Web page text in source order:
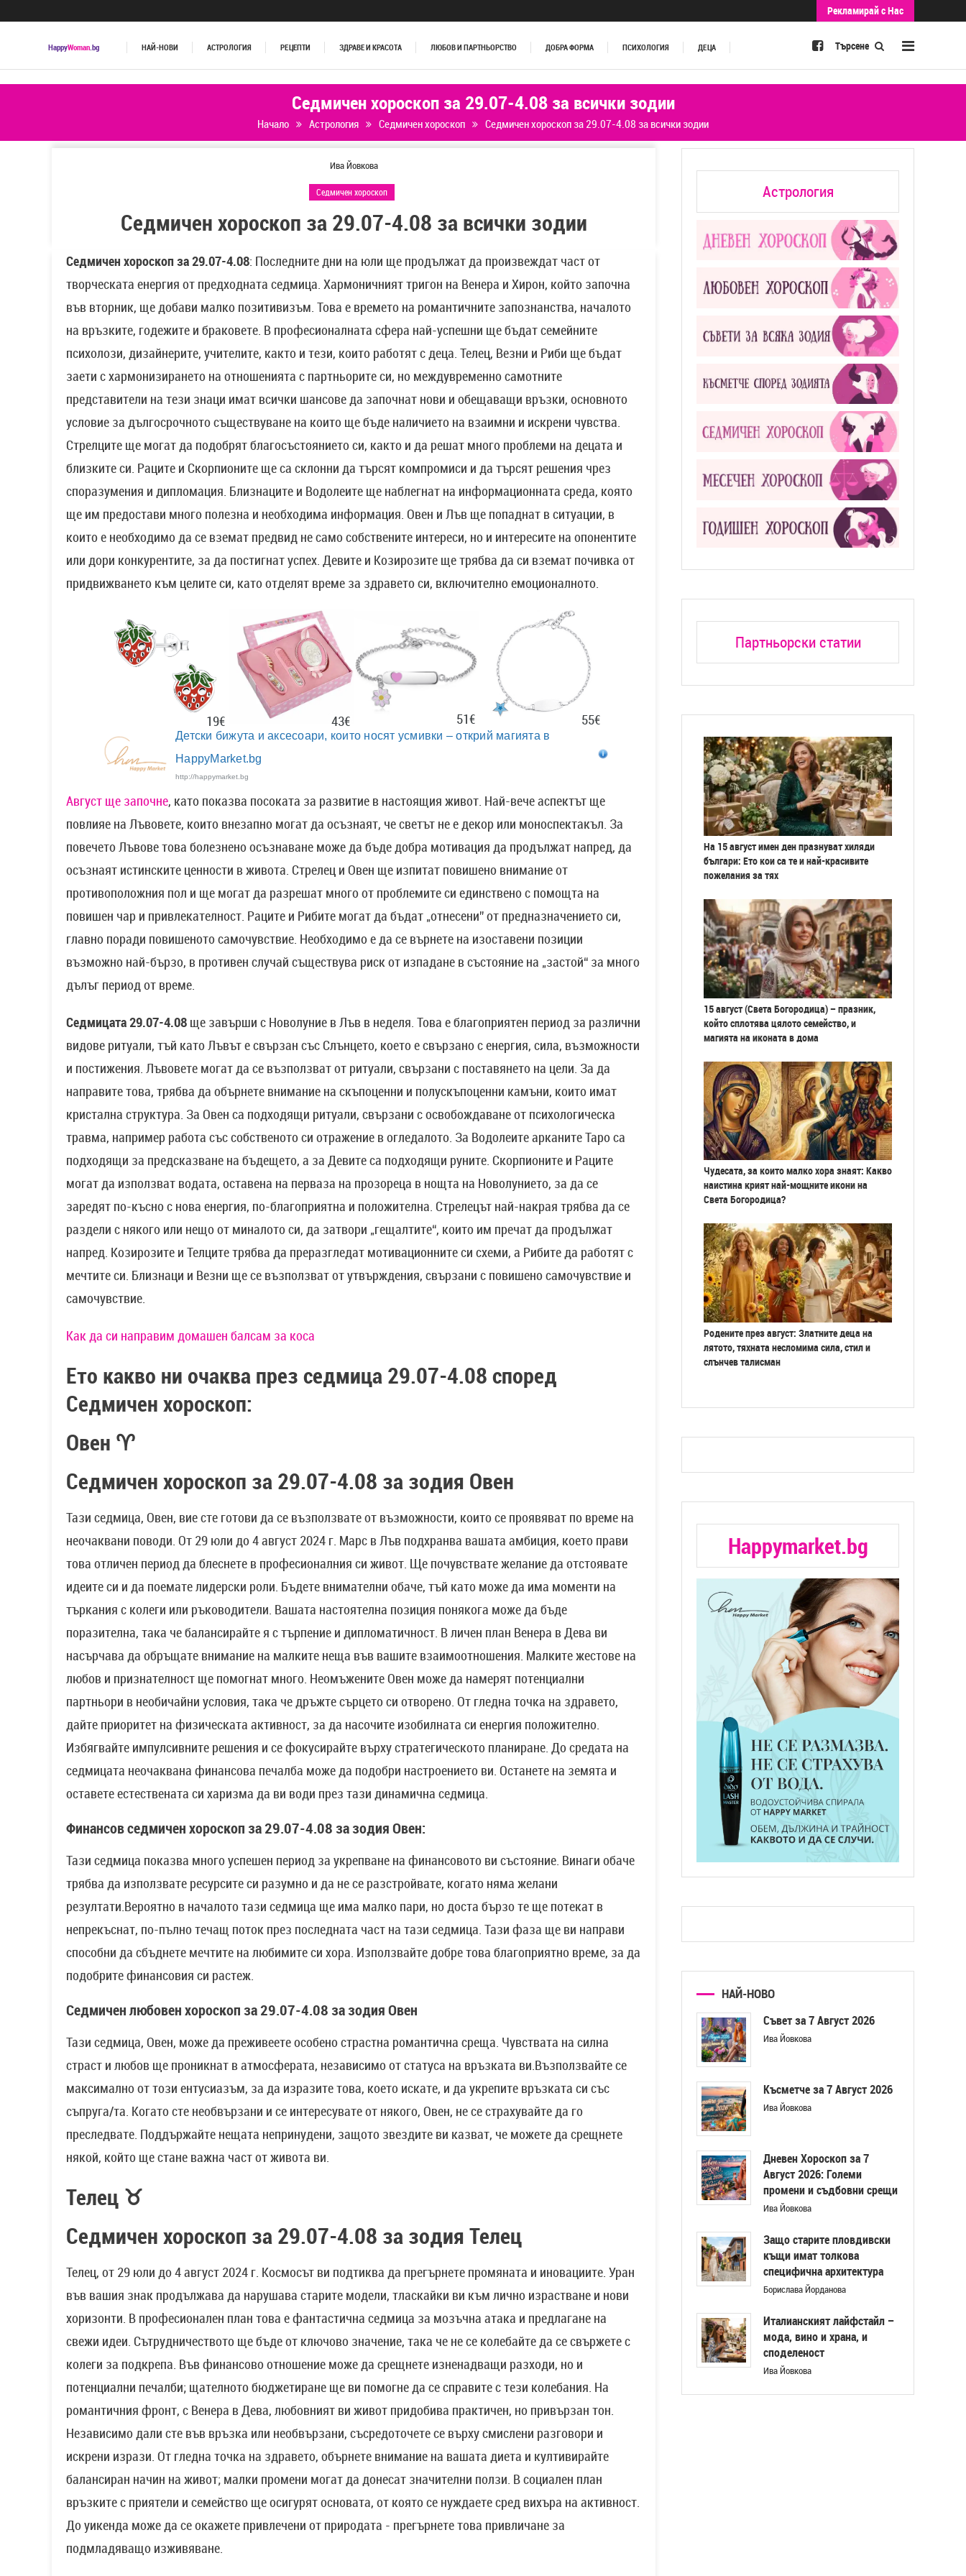
Рекламирай с Нас
HappyWoman.bg НАЙ-НОВИ АСТРОЛОГИЯ РЕЦЕПТИ ЗДРАВЕ И КРАСОТА ЛЮБОВ И ПАРТНЬОРСТВО ДОБРА ФОРМА ПСИХОЛОГИЯ ДЕЦА Търсене
Седмичен хороскоп за 29.07-4.08 за всички зодии
Начало Астрология Седмичен хороскоп Седмичен хороскоп за 29.07-4.08 за всички зодии
Ива Йовкова
Седмичен хороскоп
Седмичен хороскоп за 29.07-4.08 за всички зодии
Седмичен хороскоп за 29.07-4.08: Последните дни на юли ще продължат да произвеждат част от
творческата енергия от предходната седмица. Хармоничният тригон на Венера и Хирон, който започна
във вторник, ще добави малко позитивизъм. Това е времето на романтичните запознанства, началото
на връзките, годежите и браковете. В професионалната сфера най-успешни ще бъдат семейните
психолози, дизайнерите, учителите, както и тези, които работят с деца. Телец, Везни и Риби ще бъдат
заети с хармонизирането на отношенията с партньорите си, но междувременно самотните
представители на тези знаци имат всички шансове да започнат нови и обещаващи връзки, основното
условие за дългосрочното съществуване на които ще бъде наличието на взаимни и искрени чувства.
Стрелците ще могат да подобрят благосъстоянието си, както и да решат много проблеми на децата и
близките си. Раците и Скорпионите ще са склонни да търсят компромиси и да търсят решения чрез
споразумения и дипломация. Близнаците и Водолеите ще наблегнат на информационната среда, която
ще им предостави много полезна и необходима информация. Овен и Лъв ще попаднат в ситуации, в
които е необходимо да се вземат предвид не само собствените интереси, но и интересите на опонентите
или дори конкурентите, за да постигнат успех. Девите и Козирозите ще трябва да си вземат почивка от
придвижването към целите си, като отделят време за здравето си, включително емоционалното.
19€ 43€ 51€ 55€
Детски бижута и аксесоари, които носят усмивки – открий магията в
HappyMarket.bg
http://happymarket.bg
Август ще започне, като показва посоката за развитие в настоящия живот. Най-вече аспектът ще
повлияе на Лъвовете, които внезапно могат да осъзнаят, че светът не е декор или моноспектакъл. За
повечето Лъвове това болезнено осъзнаване може да бъде добра мотивация да продължат напред, да
осъзнаят истинските ценности в живота. Стрелец и Овен ще изпитат повишено внимание от
противоположния пол и ще могат да разрешат много от проблемите си единствено с помощта на
повишен чар и привлекателност. Раците и Рибите могат да бъдат „отнесени” от предназначението си,
главно поради повишеното самочувствие. Необходимо е да се върнете на изоставени позиции
възможно най-бързо, в противен случай съществува риск от изпадане в състояние на „застой“ за много
дълъг период от време.
Седмицата 29.07-4.08 ще завърши с Новолуние в Лъв в неделя. Това е благоприятен период за различни
видове ритуали, тъй като Лъвът е свързан със Слънцето, което е свързано с енергия, сила, възможности
и постижения. Лъвовете могат да се възползват от ритуали, свързани с поставянето на цели. За да
направите това, трябва да обърнете внимание на скъпоценни и полускъпоценни камъни, които имат
кристална структура. За Овен са подходящи ритуали, свързани с освобождаване от психологическа
травма, например работа със собственото си отражение в огледалото. За Водолеите арканите Таро са
подходящи за предсказване на бъдещето, а за Девите са подходящи руните. Скорпионите и Раците
могат да използват водата, оставена на перваза на прозореца в нощта на Новолунието, за да се
заредят по-късно с нова енергия, по-благоприятна и положителна. Стрелецът най-накрая трябва да се
раздели с някого или нещо от миналото си, да затвори „гещалтите“, които им пречат да продължат
напред. Козирозите и Телците трябва да преразгледат мотивационните си схеми, а Рибите да работят с
мечтите си. Близнаци и Везни ще се възползват от утвърждения, свързани с повишено самочувствие и
самочувствие.
Как да си направим домашен балсам за коса
Ето какво ни очаква през седмица 29.07-4.08 според
Седмичен хороскоп:
Овен ♈
Седмичен хороскоп за 29.07-4.08 за зодия Овен
Тази седмица, Овен, вие сте готови да се възползвате от възможности, които се проявяват по време на
неочаквани поводи. От 29 юли до 4 август 2024 г. Марс в Лъв подхранва вашата амбиция, което прави
това отличен период да блеснете в професионалния си живот. Ще почувствате желание да отстоявате
идеите си и да поемате лидерски роли. Бъдете внимателни обаче, тъй като може да има моменти на
търкания с колеги или ръководители. Вашата настоятелна позиция понякога може да бъде
поразителна, така че балансирайте я с търпение и дипломатичност. В личен план Венера в Дева ви
насърчава да обръщате внимание на малките неща във вашите взаимоотношения. Малките жестове на
любов и признателност ще помогнат много. Неомъжените Овен може да намерят потенциални
партньори в необичайни условия, така че дръжте сърцето си отворено. От гледна точка на здравето,
дайте приоритет на физическата активност, за да насочите изобилната си енергия положително.
Избягвайте импулсивните решения и се фокусирайте върху стратегическото планиране. До средата на
седмицата неочаквана финансова печалба може да подобри настроението ви. Останете на земята и
оставете естествената си харизма да ви води през тази динамична седмица.
Финансов седмичен хороскоп за 29.07-4.08 за зодия Овен:
Тази седмица показва много успешен период за укрепване на финансовото ви състояние. Винаги обаче
трябва да използвате ресурсите си разумно и да не се разстройвате, когато няма желани
резултати.Вероятно в началото тази седмица ще има малко пари, но доста бързо те ще потекат в
непрекъснат, по-пълно течащ поток през последната част на тази седмица. Тази фаза ще ви направи
способни да сбъднете мечтите на любимите си хора. Използвайте добре това благоприятно време, за да
подобрите финансовия си растеж.
Седмичен любовен хороскоп за 29.07-4.08 за зодия Овен
Тази седмица, Овен, може да преживеете особено страстна романтична среща. Чувствата на силна
страст и любов ще проникнат в атмосферата, независимо от статуса на връзката ви.Възползвайте се
максимално от този ентусиазъм, за да изразите това, което искате, и да укрепите връзката си със
съпруга/та. Когато сте необвързани и се интересувате от някого, Овен, не се страхувайте да го
преследвате. Поддържайте нещата непринудени, защото звездите ви казват, че можете да срещнете
някой, който ще стане важна част от живота ви.
Телец ♉
Седмичен хороскоп за 29.07-4.08 за зодия Телец
Телец, от 29 юли до 4 август 2024 г. Космосът ви подтиква да прегърнете промяната и иновациите. Уран
във вашия знак продължава да нарушава старите модели, тласкайки ви към лично израстване и нови
хоризонти. В професионален план това е фантастична седмица за мозъчна атака и предлагане на
свежи идеи. Сътрудничеството ще бъде от ключово значение, така че не се колебайте да се свържете с
колеги за подкрепа. Във финансово отношение може да срещнете изненадващи разходи, но и
потенциални печалби; щателното бюджетиране ще ви помогне да се справите с тези колебания. На
романтичния фронт, с Венера в Дева, любовният ви живот придобива практичен, но привързан тон.
Независимо дали сте във връзка или необвързани, съсредоточете се върху смислени разговори и
искрени изрази. От гледна точка на здравето, обърнете внимание на вашата диета и култивирайте
балансиран начин на живот; малки промени могат да донесат значителни ползи. В социален план
връзките с приятели и семейство ще осигурят основата, от която се нуждаете сред вихъра на активност.
До уикенда може да се окажете привлечени от природата - прегърнете това привличане за
подмладяващо изживяване.
Астрология
Партньорски статии
На 15 август имен ден празнуват хиляди
българи: Ето кои са те и най-красивите
пожелания за тях
15 август (Света Богородица) – празник,
който сплотява цялото семейство, и
магията на иконата в дома
Чудесата, за които малко хора знаят: Какво
наистина крият най-мощните икони на
Света Богородица?
Родените през август: Златните деца на
лятото, тяхната несломима сила, стил и
слънчев талисман
Happymarket.bg
НАЙ-НОВО
Съвет за 7 Август 2026
Ива Йовкова
Късметче за 7 Август 2026
Ива Йовкова
Дневен Хороскоп за 7
Август 2026: Големи
промени и съдбовни срещи
Ива Йовкова
Защо старите пловдивски
къщи имат толкова
специфична архитектура
Борислава Йорданова
Италианският лайфстайл –
мода, вино и храна, и
споделеност
Ива Йовкова